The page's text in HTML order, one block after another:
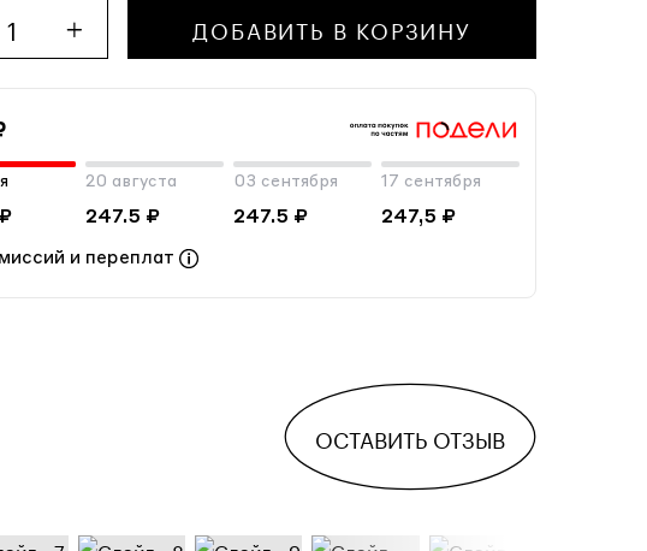
1 ДОБАВИТЬ В КОРЗИНУ
20 августа
247.5 ₽
03 сентября
247.5 ₽
17 сентября
247,5 ₽
и переплат
ОСТАВИТЬ ОТЗЫВ